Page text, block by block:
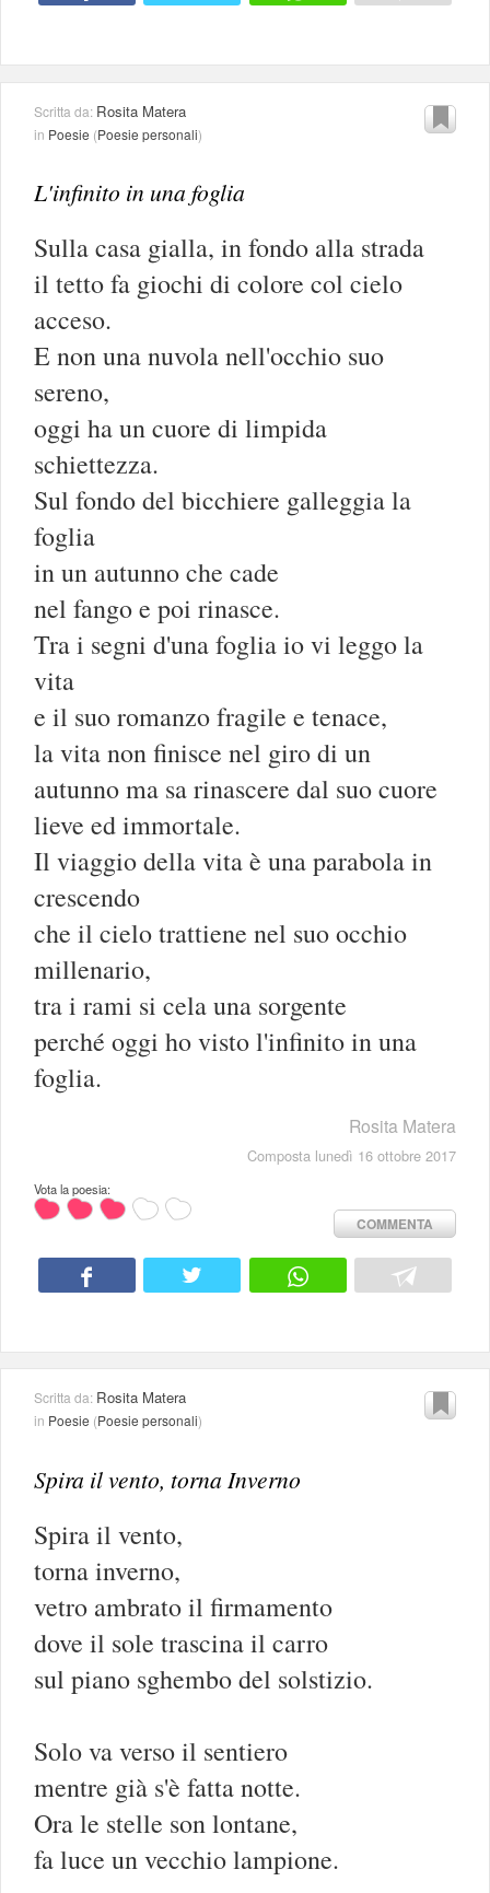
Scritta da: Rosita Matera
in Poesie (Poesie personali)
L'infinito in una foglia
Sulla casa gialla, in fondo alla strada
il tetto fa giochi di colore col cielo
acceso.
E non una nuvola nell'occhio suo
sereno,
oggi ha un cuore di limpida
schiettezza.
Sul fondo del bicchiere galleggia la
foglia
in un autunno che cade
nel fango e poi rinasce.
Tra i segni d'una foglia io vi leggo la
vita
e il suo romanzo fragile e tenace,
la vita non finisce nel giro di un
autunno ma sa rinascere dal suo cuore
lieve ed immortale.
Il viaggio della vita è una parabola in
crescendo
che il cielo trattiene nel suo occhio
millenario,
tra i rami si cela una sorgente
perché oggi ho visto l'infinito in una
foglia.
Rosita Matera
Composta lunedì 16 ottobre 2017
Vota la poesia:
COMMENTA
Scritta da: Rosita Matera
in Poesie (Poesie personali)
Spira il vento, torna Inverno
Spira il vento,
torna inverno,
vetro ambrato il firmamento
dove il sole trascina il carro
sul piano sghembo del solstizio.
Solo va verso il sentiero
mentre già s'è fatta notte.
Ora le stelle son lontane,
fa luce un vecchio lampione.